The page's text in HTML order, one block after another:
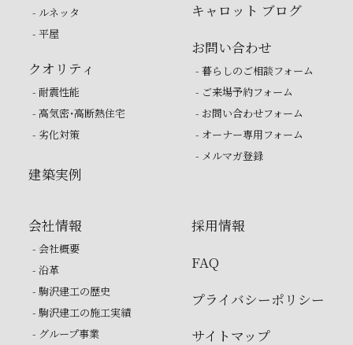
- ルネッタ
- 平屋
クオリティ
- 耐震性能
- 高気密・高断熱住宅
- 劣化対策
建築実例
キャロット ブログ
お問い合わせ
- 暮らしのご相談フォーム
- ご来場予約フォーム
- お問い合わせフォーム
- オーナー専用フォーム
- メルマガ登録
会社情報
- 会社概要
- 沿革
- 駒沢建工の歴史
- 駒沢建工の施工実績
- グループ事業
採用情報
FAQ
プライバシーポリシー
サイトマップ